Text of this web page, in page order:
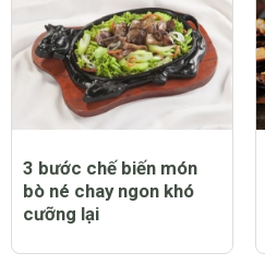
3 bước chế biến món
bò né chay ngon khó
cưỡng lại